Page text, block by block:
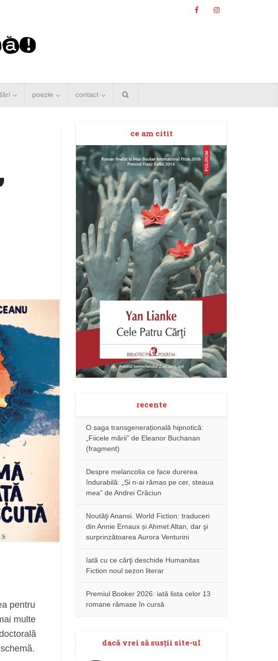
poezie contact
pentru
multe
ce am citit
recente
O saga transgenerațională hipnotică:
„Fiicele mării” de Eleanor Buchanan
(fragment)
Despre melancolia ce face durerea
îndurabilă: „Și n-ai rămas pe cer, steaua
mea” de Andrei Crăciun
Noutăţi Anansi. World Fiction: traduceri
din Annie Ernaux și Ahmet Altan, dar şi
surprinzătoarea Aurora Venturini
Iată cu ce cărţi deschide Humanitas
Fiction noul sezon literar
Premiul Booker 2026: iată lista celor 13
romane rămase în cursă
dacă vrei să susţii site-ul